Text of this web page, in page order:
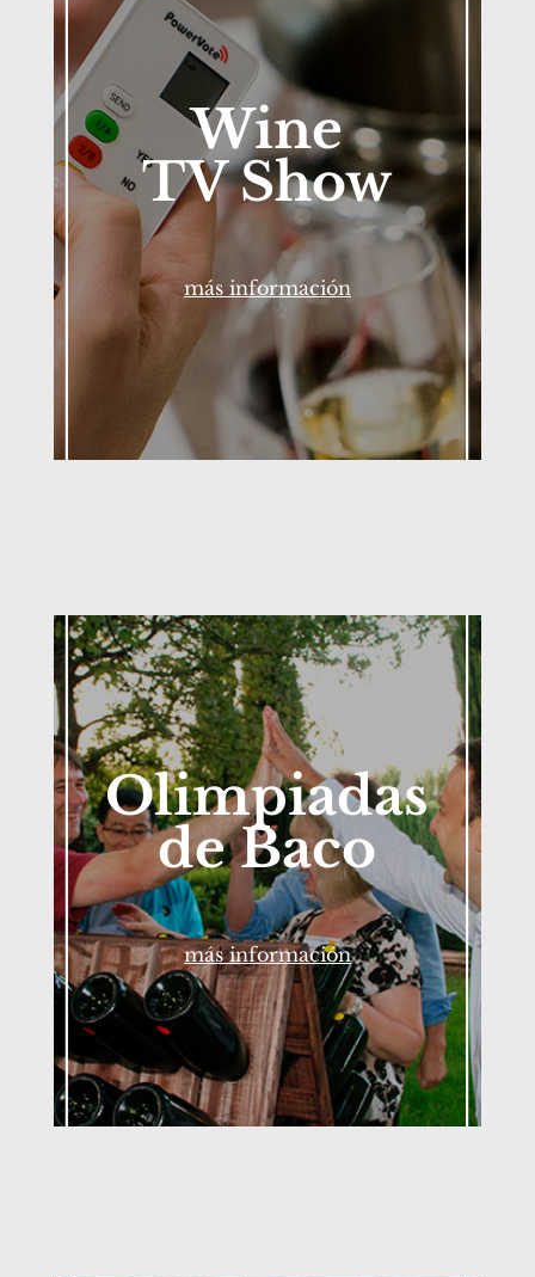
Wine
TV Show
más información
Olimpiadas
de Baco
más información